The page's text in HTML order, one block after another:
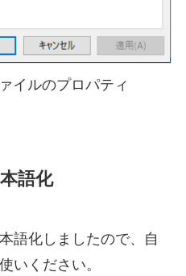
イルのプロパティ
語化
語化しましたので、自
いください。